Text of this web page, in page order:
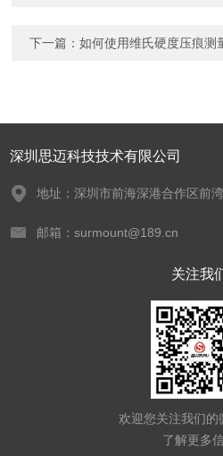
下一篇：如何使用维氏硬度压痕测
深圳思迈科技技术有限公司
地址：深圳市前海深港合作区前
邮箱：surmount@189.cn
关注我
欢迎您关注我们的
了解更多